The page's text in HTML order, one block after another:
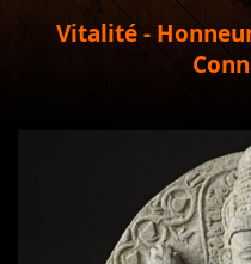
Vitalité -